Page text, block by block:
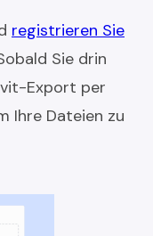
registrieren Sie
Sie drin
Export per
Ihre Dateien zu